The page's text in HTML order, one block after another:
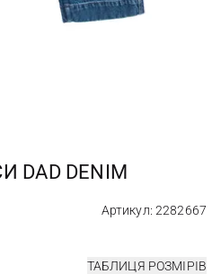
DAD DENIM
Артикул: 2282667
ТАБЛИЦЯ РОЗМІРІВ